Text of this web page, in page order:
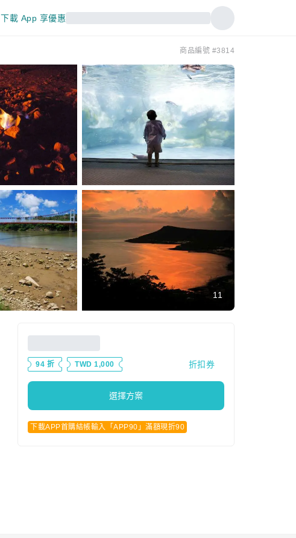
下載 App 享優惠
商品編號 #3814
11
94 折 TWD 1,000 折扣券
選擇方案
下載APP首購結帳輸入「APP90」滿額現折90